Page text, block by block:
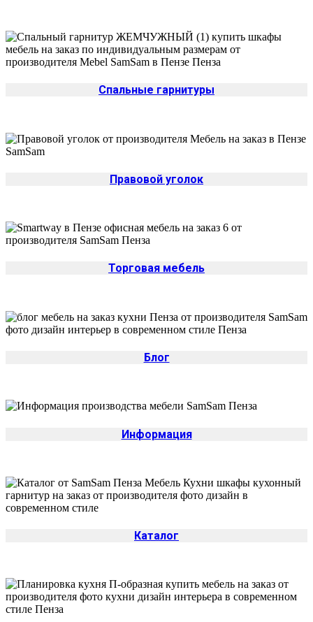
Спальные гарнитуры
Правовой уголок
Торговая мебель
Блог
Информация
Каталог